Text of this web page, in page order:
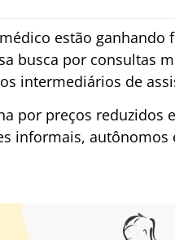
estão ganhando
busca por consultas
intermediários de
por preços reduzidos
informais, autônomos